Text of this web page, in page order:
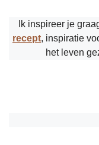
Ik inspireer je
recept, inspiratie
het leven